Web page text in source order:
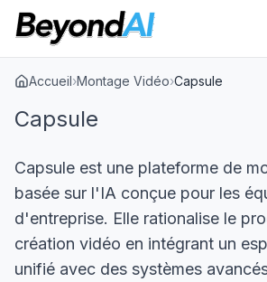
Accueil›Montage Vidéo›Capsule
Capsule
Capsule est une plateforme de
basée sur l'IA conçue pour les
d'entreprise. Elle rationalise le
création vidéo en intégrant un
unifié avec des systèmes